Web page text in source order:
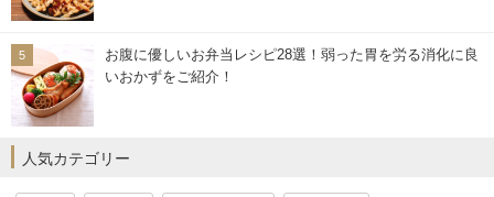
お腹に優しいお弁当レシピ28選！弱った胃を労る消化に良
いおかずをご紹介！
人気カテゴリー